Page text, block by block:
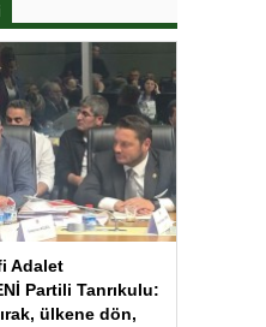
Adalet
Partili Tanrıkulu:
ülkene dön,